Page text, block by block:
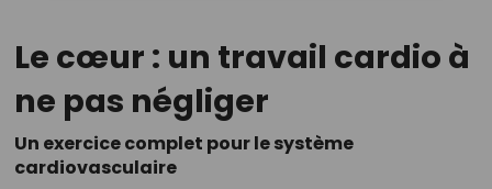
Le cœur : un travail cardio à
ne pas négliger
Un exercice complet pour le système
cardiovasculaire